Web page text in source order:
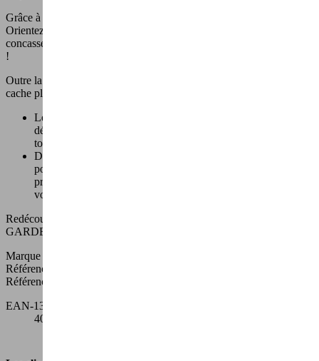
Grâce à son manche dévissable, la
Orientez la
concasser ou piocher, vous ne mettrez jamais en doute son efficacité
!
Outre la pelle pouvant servir de pioche, le manche se dévisse et y
cache plusieurs compartiments :
Le premier est un
débarrassera des mauvaises herbes jusqu’à la racine. Plantez,
tournez et éliminez les principales herbes indésirables.
Dans le deuxième compartiment se trouve un plantoir, utile
pour tracer des sillons afin de semer vos graines avec
précision. Vous allez pouvoir
vos plantations.
Redécouvrez le plaisir de jardiner avec la pelle de jardin 4-en-1
GARDENIZER qui vous accompagnera partout !
Marque
Référence
Références spécifiques
EAN-13
4003073934599